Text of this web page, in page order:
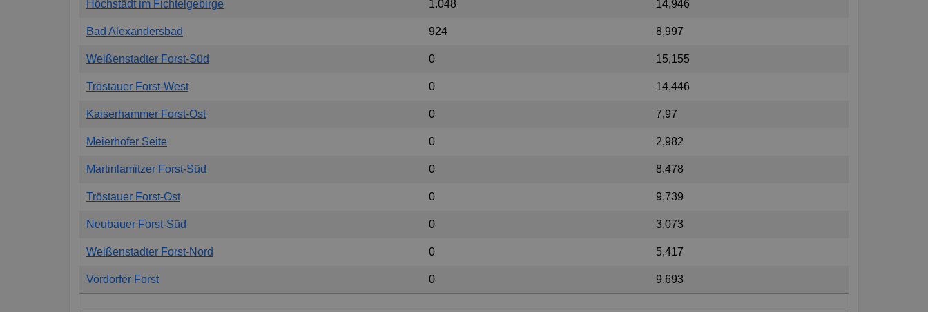
Höchstädt im Fichtelgebirge 1.048 14,946
Bad Alexandersbad 924 8,997
Weißenstadter Forst-Süd 0 15,155
Tröstauer Forst-West 0 14,446
Kaiserhammer Forst-Ost 0 7,97
Meierhöfer Seite 0 2,982
Martinlamitzer Forst-Süd 0 8,478
Tröstauer Forst-Ost 0 9,739
Neubauer Forst-Süd 0 3,073
Weißenstadter Forst-Nord 0 5,417
Vordorfer Forst 0 9,693